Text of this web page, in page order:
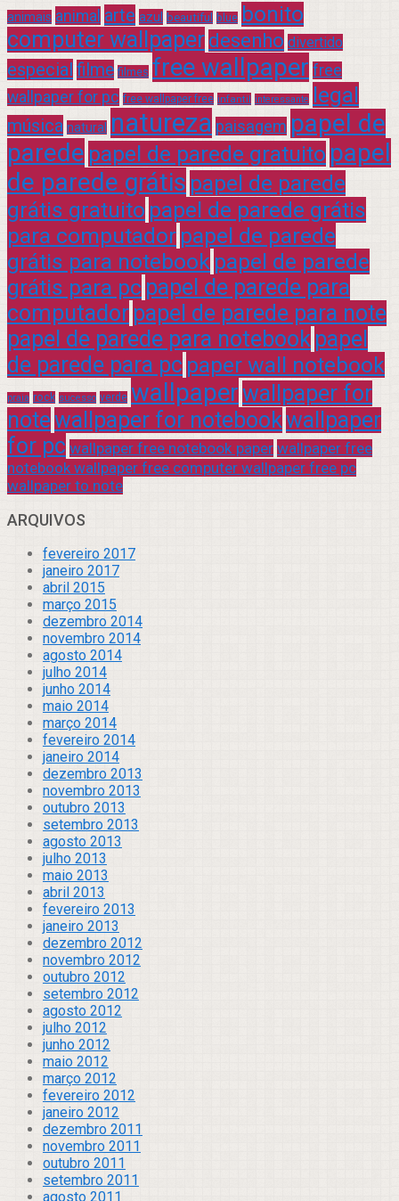
animais animal arte azul beautiful blue bonito
computer wallpaper desenho divertido
especial filme filmes free wallpaper free
wallpaper for pc free wallpaper free infantil interessante legal
música natural natureza paisagem papel de
parede papel de parede gratuito papel
de parede grátis papel de parede
grátis gratuito papel de parede grátis
para computador papel de parede
grátis para notebook papel de parede
grátis para pc papel de parede para
computador papel de parede para note
papel de parede para notebook papel
de parede para pc paper wall notebook
praia rock sucesso verde wallpaperwallpaper for
notewallpaper for notebookwallpaper
for pc wallpaper free notebook paper wallpaper free
notebook wallpaper free computer wallpaper free pc
wallpaper to note
ARQUIVOS
fevereiro 2017
janeiro 2017
abril 2015
março 2015
dezembro 2014
novembro 2014
agosto 2014
julho 2014
junho 2014
maio 2014
março 2014
fevereiro 2014
janeiro 2014
dezembro 2013
novembro 2013
outubro 2013
setembro 2013
agosto 2013
julho 2013
maio 2013
abril 2013
fevereiro 2013
janeiro 2013
dezembro 2012
novembro 2012
outubro 2012
setembro 2012
agosto 2012
julho 2012
junho 2012
maio 2012
março 2012
fevereiro 2012
janeiro 2012
dezembro 2011
novembro 2011
outubro 2011
setembro 2011
agosto 2011